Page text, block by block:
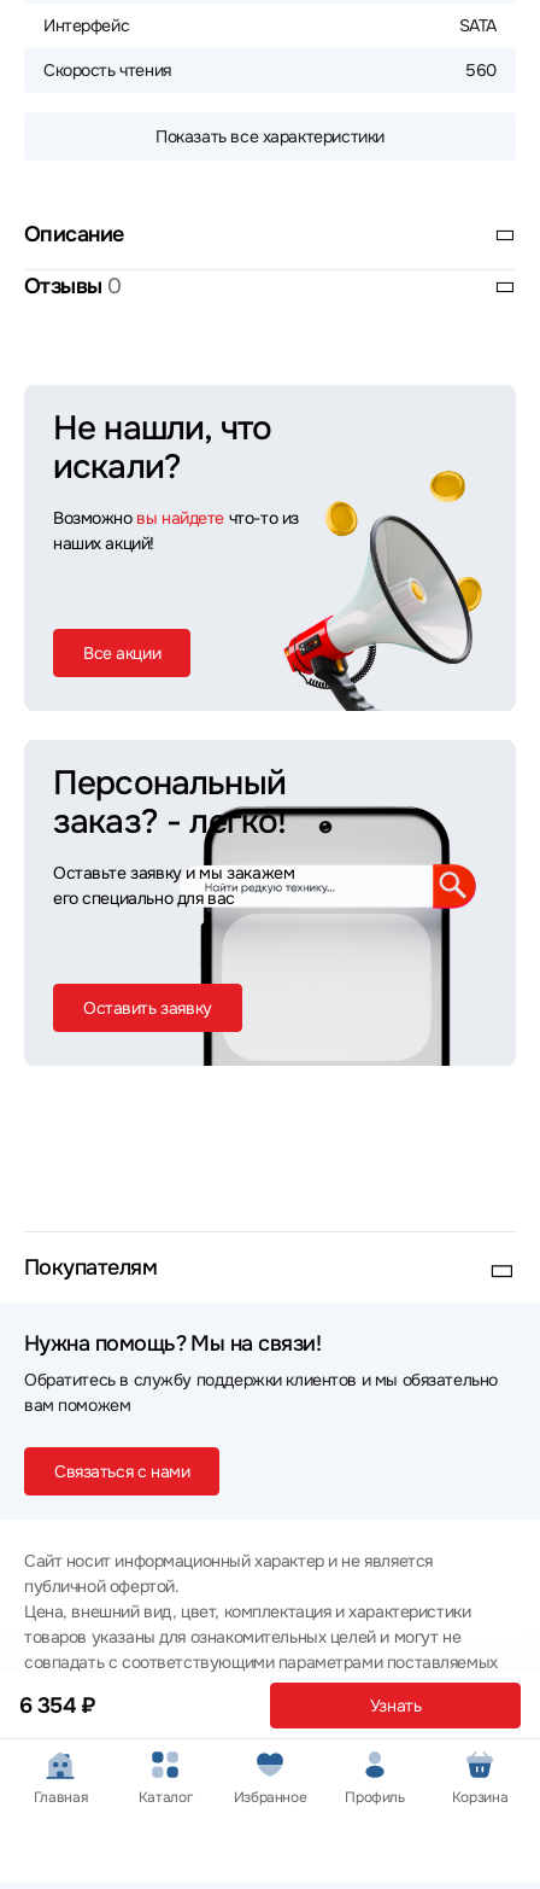
6 354 ₽ Узнать
Интерфейс SATA
Скорость чтения 560
Показать все характеристики
Описание
Отзывы 0
Не нашли, что
искали?
Возможно вы найдете что-то из
наших акций!
Все акции
Персональный
заказ? - легко!
Оставьте заявку и мы закажем
его специально для вас
Оставить заявку
Покупателям
Нужна помощь? Мы на связи!
Обратитесь в службу поддержки клиентов и мы обязательно
вам поможем
Связаться с нами
Сайт носит информационный характер и не является
публичной офертой.
Цена, внешний вид, цвет, комплектация и характеристики
товаров указаны для ознакомительных целей и могут не
совпадать с соответствующими параметрами поставляемых
товаров - уточняйте информацию у менеджера при
оформлении заказа.
Политика конфиденциальности
© 2012 — 2026 ООО «Эпл Тэк»
Главная Каталог Избранное Профиль Корзина